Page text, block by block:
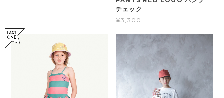
チェック
¥3,300